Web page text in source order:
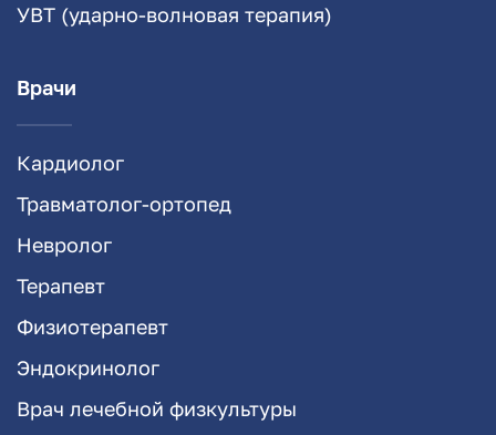
УВТ (ударно-волновая терапия)
Врачи
Кардиолог
Травматолог-ортопед
Невролог
Терапевт
Физиотерапевт
Эндокринолог
Врач лечебной физкультуры